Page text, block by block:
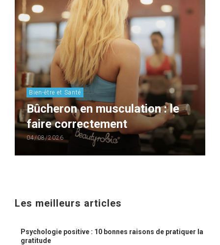
Bien-être et Santé
Bûcheron en musculation : le
faire correctement
04/08/2026
Les meilleurs articles
Psychologie positive : 10 bonnes raisons de pratiquer la
gratitude